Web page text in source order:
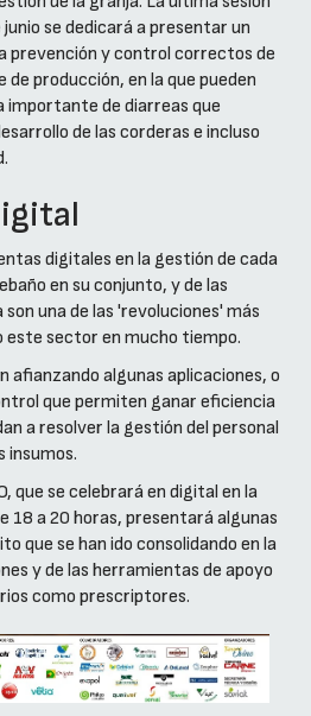
se dedicará a presentar un
prevención y control correctos de
producción, en la que pueden
importante de diarreas que
de las corderas e incluso
digitales en la gestión de cada
en su conjunto, y de las
una de las 'revoluciones' más
este sector en mucho tiempo.
afianzando algunas aplicaciones, o
que permiten ganar eficiencia
a resolver la gestión del personal
insumos.
que se celebrará en digital en la
18 a 20 horas, presentará algunas
que se han ido consolidando en la
y de las herramientas de apoyo
como prescriptores.